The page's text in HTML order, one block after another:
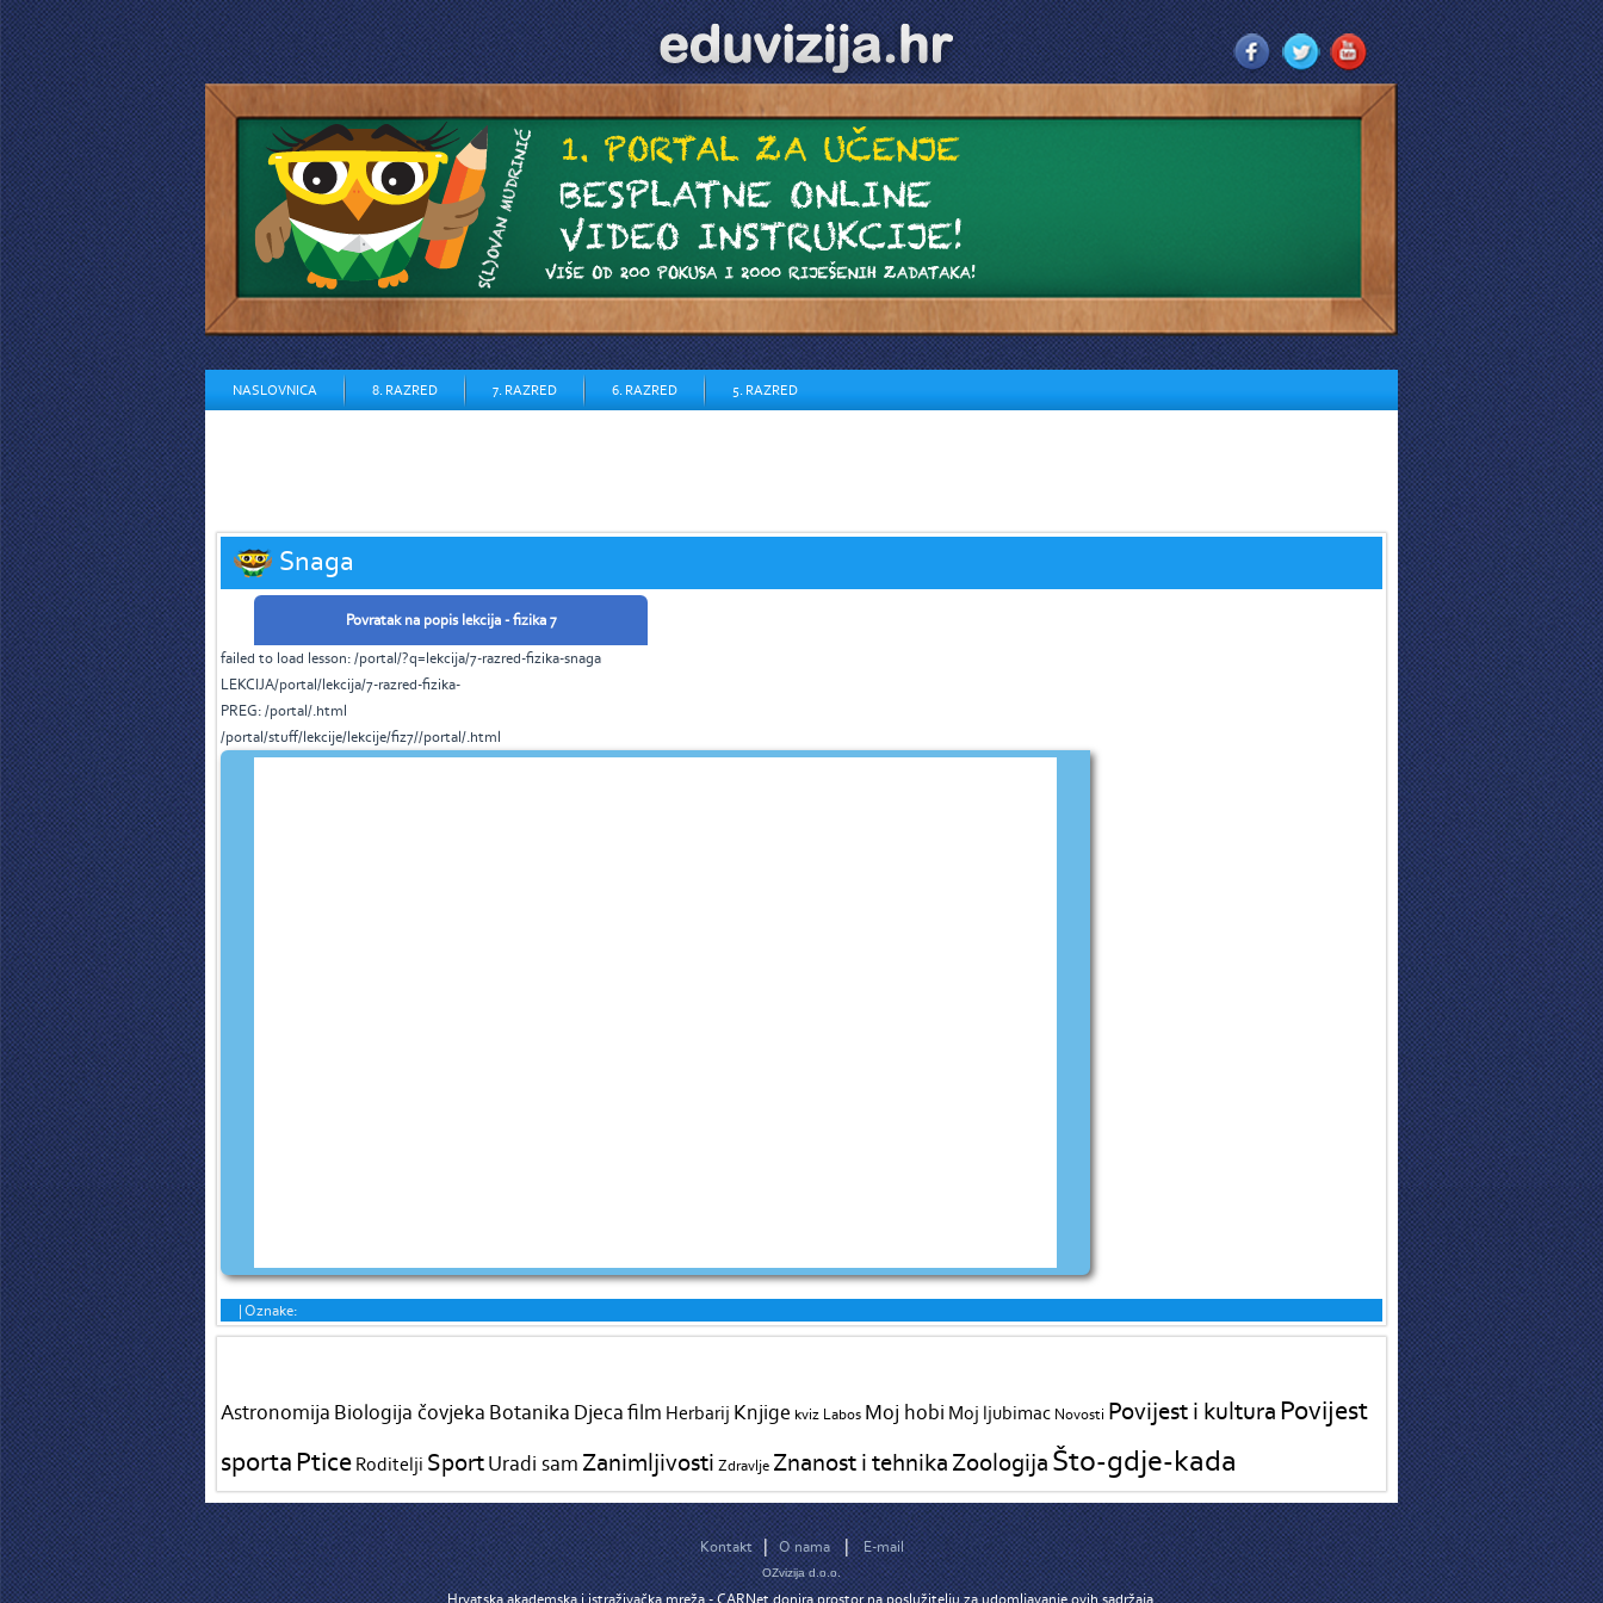
NASLOVNICA 8. RAZRED 7. RAZRED 6. RAZRED 5. RAZRED
Snaga
Povratak na popis lekcija - fizika 7
failed to load lesson: /portal/?q=lekcija/7-razred-fizika-snaga
LEKCIJA/portal/lekcija/7-razred-fizika-
PREG: /portal/.html
/portal/stuff/lekcije/lekcije/fiz7//portal/.html
| Oznake:
Astronomija Biologija čovjeka Botanika Djecafilm Herbarij Knjige kviz Labos Moj hobi Moj ljubimac Novosti Povijest i kultura Povijest
sportaPtice Roditelji SportUradi sam Zanimljivosti Zdravlje Znanost i tehnika Zoologija Što-gdje-kada
Kontakt|O nama|E-mail
OZvizija d.o.o.
Hrvatska akademska i istraživačka mreža - CARNet donira prostor na poslužitelju za udomljavanje ovih sadržaja.